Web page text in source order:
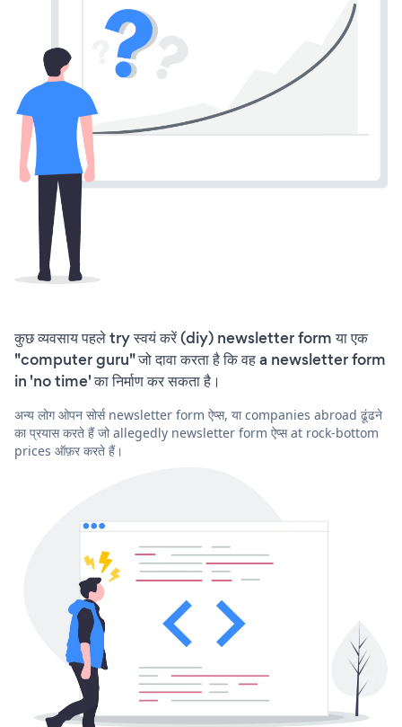
कुछ व्यवसाय पहले try स्वयं करें (diy) newsletter form या एक
"computer guru" जो दावा करता है कि वह a newsletter form
in 'no time' का निर्माण कर सकता है।
अन्य लोग ओपन सोर्स newsletter form ऐप्स, या companies abroad ढूंढने
का प्रयास करते हैं जो allegedly newsletter form ऐप्स at rock-bottom
prices ऑफ़र करते हैं।